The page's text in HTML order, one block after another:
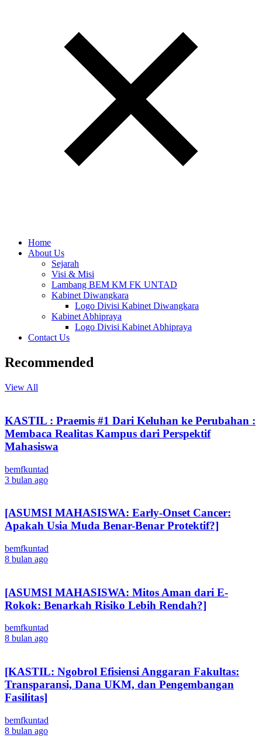
Home
About Us
Sejarah
Visi & Misi
Lambang BEM KM FK UNTAD
Kabinet Diwangkara
Logo Divisi Kabinet Diwangkara
Kabinet Abhipraya
Logo Divisi Kabinet Abhipraya
Contact Us
Recommended
View All
KASTIL : Praemis #1 Dari Keluhan ke Perubahan :
Membaca Realitas Kampus dari Perspektif
Mahasiswa
bemfkuntad
3 bulan ago
[ASUMSI MAHASISWA: Early-Onset Cancer:
Apakah Usia Muda Benar-Benar Protektif?]
bemfkuntad
8 bulan ago
[ASUMSI MAHASISWA: Mitos Aman dari E-
Rokok: Benarkah Risiko Lebih Rendah?]
bemfkuntad
8 bulan ago
[KASTIL: Ngobrol Efisiensi Anggaran Fakultas:
Transparansi, Dana UKM, dan Pengembangan
Fasilitas]
bemfkuntad
8 bulan ago